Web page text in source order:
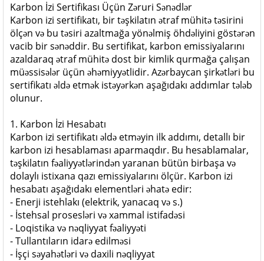
Karbon İzi Sertifikası Üçün Zəruri Sənədlər
Karbon izi sertifikatı, bir təşkilatın ətraf mühitə təsirini
ölçən və bu təsiri azaltmağa yönəlmiş öhdəliyini göstərən
vacib bir sənəddir. Bu sertifikat, karbon emissiyalarını
azaldaraq ətraf mühitə dost bir kimlik qurmağa çalışan
müəssisələr üçün əhəmiyyətlidir. Azərbaycan şirkətləri bu
sertifikatı əldə etmək istəyərkən aşağıdakı addımlar tələb
olunur.
1. Karbon İzi Hesabatı
Karbon izi sertifikatı əldə etməyin ilk addımı, detallı bir
karbon izi hesablaması aparmaqdır. Bu hesablamalar,
təşkilatın fəaliyyətlərindən yaranan bütün birbaşa və
dolaylı istixana qazı emissiyalarını ölçür. Karbon izi
hesabatı aşağıdakı elementləri əhatə edir:
- Enerji istehlakı (elektrik, yanacaq və s.)
- İstehsal prosesləri və xammal istifadəsi
- Loqistika və nəqliyyat fəaliyyəti
- Tullantıların idarə edilməsi
- İşçi səyahətləri və daxili nəqliyyat